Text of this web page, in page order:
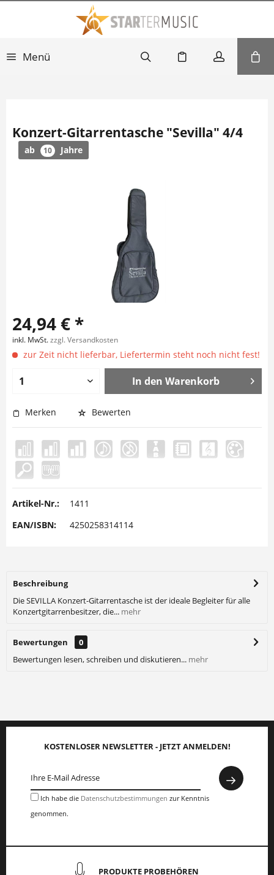
Menü
Konzert-Gitarrentasche "Sevilla" 4/4
ab 10 Jahre
24,94 € *
inkl. MwSt.zzgl. Versandkosten
zur Zeit nicht lieferbar, Liefertermin steht noch nicht fest!
In den Warenkorb
Merken Bewerten
Artikel-Nr.:
1411
EAN/ISBN:
4250258314114
Beschreibung
Die SEVILLA Konzert-Gitarrentasche ist der ideale Begleiter für alle
Konzertgitarrenbesitzer, die... mehr
Bewertungen
0
Bewertungen lesen, schreiben und diskutieren... mehr
KOSTENLOSER NEWSLETTER - JETZT ANMELDEN!
Ich habe die Datenschutzbestimmungen zur Kenntnis
genommen.
PRODUKTE PROBEHÖREN